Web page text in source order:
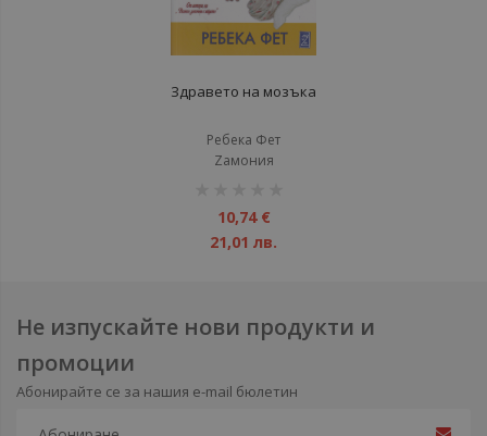
Здравето на мозъка
Ребека Фет
Zамония
10,74 €
21,01 лв.
Не изпускайте нови продукти и
промоции
Абонирайте се за нашия e-mail бюлетин